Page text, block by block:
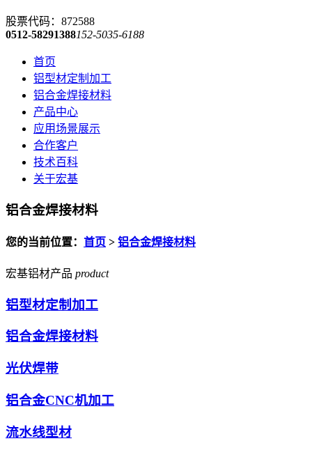
股票代码：872588
0512-58291388152-5035-6188
首页
铝型材定制加工
铝合金焊接材料
产品中心
应用场景展示
合作客户
技术百科
关于宏基
铝合金焊接材料
您的当前位置： 首页 > 铝合金焊接材料
宏基铝材产品 product
铝型材定制加工
铝合金焊接材料
光伏焊带
铝合金CNC机加工
流水线型材